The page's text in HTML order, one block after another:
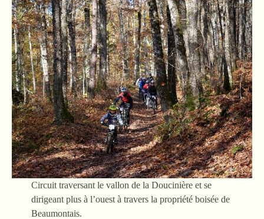
Circuit traversant le vallon de la Doucinière et se
dirigeant plus à l’ouest à travers la propriété boisée de
Beaumontais.